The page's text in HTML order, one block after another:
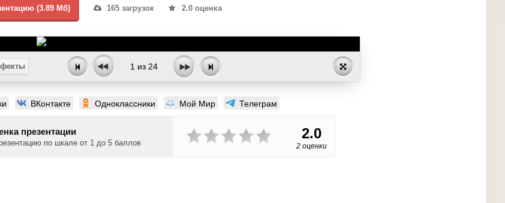
(3.89 Мб) 165 загрузок 2.0 оценка
1 из 24
ВКонтакте Одноклассники Мой Мир Телеграм
презентации
по шкале от 1 до 5 баллов
2.0
2 оценки